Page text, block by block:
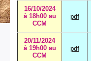
16/10/2024
à 18h00 au
CCM
pdf
20/11/2024
à 19h00 au
CCM
pdf